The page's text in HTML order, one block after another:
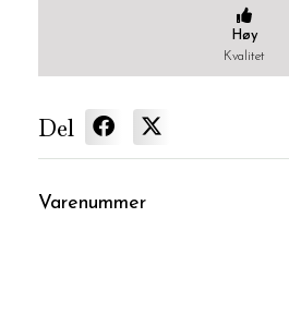
Høy
Kvalitet
Del
Varenummer